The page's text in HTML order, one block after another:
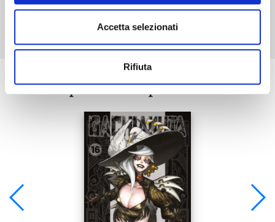
Accetta selezionati
Rifiuta
Mostra tutto
Se ti è piaciuto prova anche: